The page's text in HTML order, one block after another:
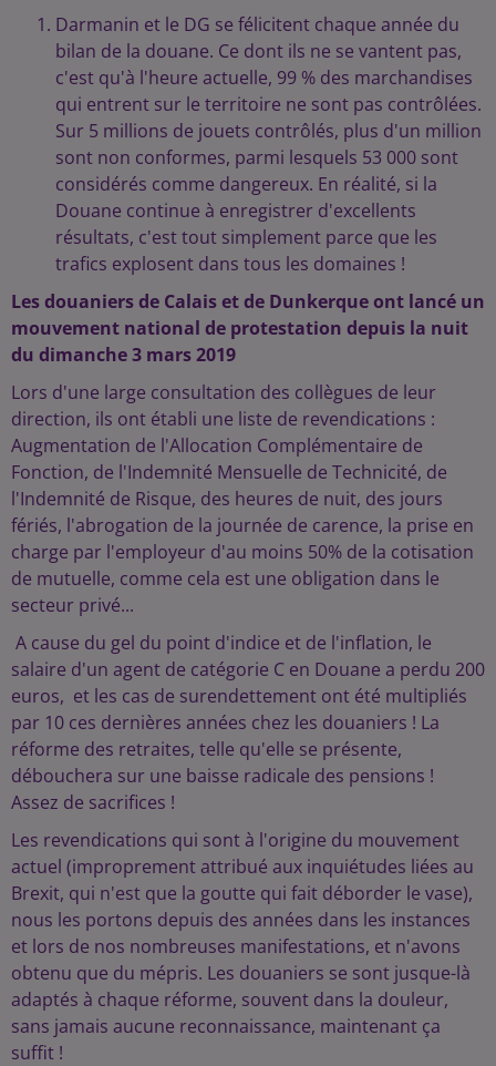
Darmanin et le DG se félicitent chaque année du
bilan de la douane. Ce dont ils ne se vantent pas,
c'est qu'à l'heure actuelle, 99 % des marchandises
qui entrent sur le territoire ne sont pas contrôlées.
Sur 5 millions de jouets contrôlés, plus d'un million
sont non conformes, parmi lesquels 53 000 sont
considérés comme dangereux. En réalité, si la
Douane continue à enregistrer d'excellents
résultats, c'est tout simplement parce que les
trafics explosent dans tous les domaines !
Les douaniers de Calais et de Dunkerque ont lancé un
mouvement national de protestation depuis la nuit
du dimanche 3 mars 2019
Lors d'une large consultation des collègues de leur
direction, ils ont établi une liste de revendications :
Augmentation de l'Allocation Complémentaire de
Fonction, de l'Indemnité Mensuelle de Technicité, de
l'Indemnité de Risque, des heures de nuit, des jours
fériés, l'abrogation de la journée de carence, la prise en
charge par l'employeur d'au moins 50% de la cotisation
de mutuelle, comme cela est une obligation dans le
secteur privé...
A cause du gel du point d'indice et de l'inflation, le
salaire d'un agent de catégorie C en Douane a perdu 200
euros, et les cas de surendettement ont été multipliés
par 10 ces dernières années chez les douaniers ! La
réforme des retraites, telle qu'elle se présente,
débouchera sur une baisse radicale des pensions !
Assez de sacrifices !
Les revendications qui sont à l'origine du mouvement
actuel (improprement attribué aux inquiétudes liées au
Brexit, qui n'est que la goutte qui fait déborder le vase),
nous les portons depuis des années dans les instances
et lors de nos nombreuses manifestations, et n'avons
obtenu que du mépris. Les douaniers se sont jusque-là
adaptés à chaque réforme, souvent dans la douleur,
sans jamais aucune reconnaissance, maintenant ça
suffit !